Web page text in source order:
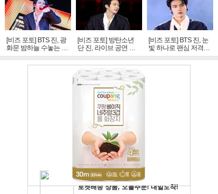
[비즈 포토] BTS 진, 광
화문 밤하늘 수놓는 '비
주얼 킹'의 열창
[비즈 포토] 방탄소년
단 진, 라이브 공연 중
빛나는 독보적 아우라
[비즈 포토] BTS 진, 눈
빛 하나로 팬심 저격…
독보적 카리스마